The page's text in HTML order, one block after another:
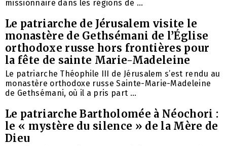
missionnaire dans les régions de ...
Le patriarche de Jérusalem visite le
monastère de Gethsémani de l’Église
orthodoxe russe hors frontières pour
la fête de sainte Marie-Madeleine
Le patriarche Théophile III de Jérusalem s’est rendu au
monastère orthodoxe russe Sainte-Marie-Madeleine
de Gethsémani, où il a pris part ...
Le patriarche Bartholomée à Néochori :
le « mystère du silence » de la Mère de
Dieu